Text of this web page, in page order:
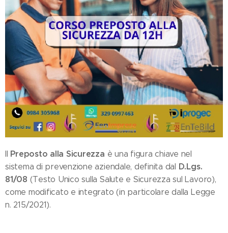
Il Preposto alla Sicurezza è una figura chiave nel
sistema di prevenzione aziendale, definita dal D.Lgs.
81/08 (Testo Unico sulla Salute e Sicurezza sul Lavoro),
come modificato e integrato (in particolare dalla Legge
n. 215/2021).